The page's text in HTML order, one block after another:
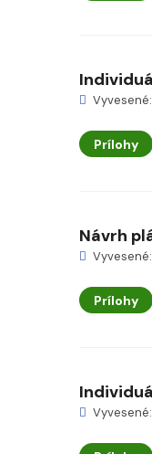
Prílohy
Návrh
Prílohy